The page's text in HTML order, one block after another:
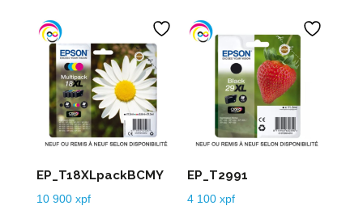
EP_T18XLpackBCMY
10 900 xpf
EP_T2991
4 100xpf